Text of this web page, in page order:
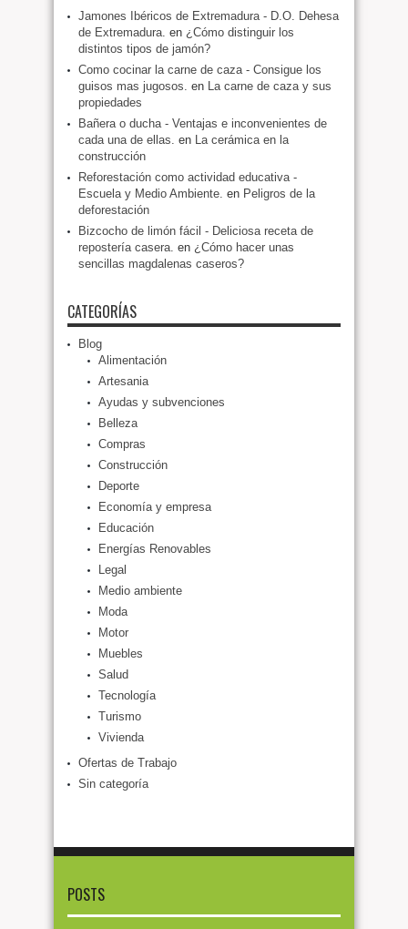
Jamones Ibéricos de Extremadura - D.O. Dehesa
de Extremadura. en ¿Cómo distinguir los
distintos tipos de jamón?
Como cocinar la carne de caza - Consigue los
guisos mas jugosos. en La carne de caza y sus
propiedades
Bañera o ducha - Ventajas e inconvenientes de
cada una de ellas. en La cerámica en la
construcción
Reforestación como actividad educativa -
Escuela y Medio Ambiente. en Peligros de la
deforestación
Bizcocho de limón fácil - Deliciosa receta de
repostería casera. en ¿Cómo hacer unas
sencillas magdalenas caseros?
CATEGORÍAS
Blog
Alimentación
Artesania
Ayudas y subvenciones
Belleza
Compras
Construcción
Deporte
Economía y empresa
Educación
Energías Renovables
Legal
Medio ambiente
Moda
Motor
Muebles
Salud
Tecnología
Turismo
Vivienda
Ofertas de Trabajo
Sin categoría
POSTS